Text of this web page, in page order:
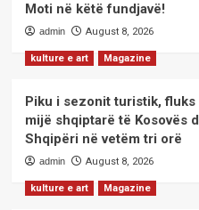
Moti në këtë fundjavë!
admin August 8, 2026
kulture e art Magazine
Piku i sezonit turistik,
mijë shqiptarë të Kosovës
Shqipëri në vetëm tri orë
admin August 8, 2026
kulture e art Magazine